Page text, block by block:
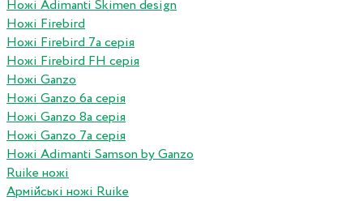
Ножі Adimanti Skimen design
Ножі Firebird
Ножі Firebird 7а серія
Ножі Firebird FH серія
Ножі Ganzo
Ножі Ganzo 6а серія
Ножі Ganzo 8а серія
Ножі Ganzo 7а серія
Ножі Adimanti Samson by Ganzo
Ruike ножі
Армійські ножі Ruike